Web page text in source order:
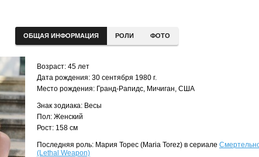
ОБЩАЯ ИНФОРМАЦИЯ РОЛИ ФОТО
Возраст: 45 лет
Дата рождения: 30 сентября 1980 г.
Место рождения: Гранд-Рапидс, Мичиган, США
Знак зодиака: Весы
Пол: Женский
Рост: 158 см
Последняя роль: Мария Торес (Maria Torez) в сериале
(Lethal Weapon)